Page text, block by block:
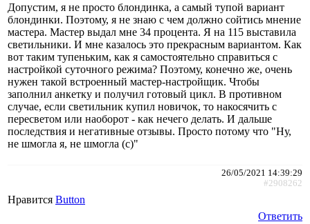
Допустим, я не просто блондинка, а самый тупой вариант
блондинки. Поэтому, я не знаю с чем должно сойтись мнение
мастера. Мастер выдал мне 34 процента. Я на 115 выставила
светильники. И мне казалось это прекрасным вариантом. Как
вот таким тупеньким, как я самостоятельно справиться с
настройкой суточного режима? Поэтому, конечно же, очень
нужен такой встроенный мастер-настройщик. Чтобы
заполнил анкетку и получил готовый цикл. В противном
случае, если светильник купил новичок, то накосячить с
пересветом или наоборот - как нечего делать. И дальше
последствия и негативные отзывы. Просто потому что "Ну,
не шмогла я, не шмогла (с)"
26/05/2021 14:39:29
#2908262
Нравится Button
Ответить